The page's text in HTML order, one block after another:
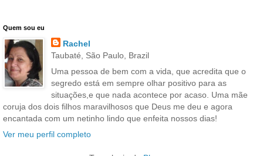
Quem sou eu
Rachel
Taubaté, São Paulo, Brazil
Uma pessoa de bem com a vida, que acredita que o
segredo está em sempre olhar positivo para as
situações,e que nada acontece por acaso. Uma mãe
coruja dos dois filhos maravilhosos que Deus me deu e agora
encantada com um netinho lindo que enfeita nossos dias!
Ver meu perfil completo